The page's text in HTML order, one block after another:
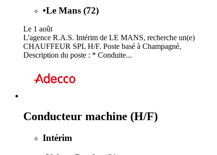
•Le Mans (72)
Le 1 août
L'agence R.A.S. Intérim de LE MANS, recherche un(e)
CHAUFFEUR SPL H/F. Poste basé à Champagné,
Description du poste : * Conduite...
Conducteur machine (H/F)
Intérim